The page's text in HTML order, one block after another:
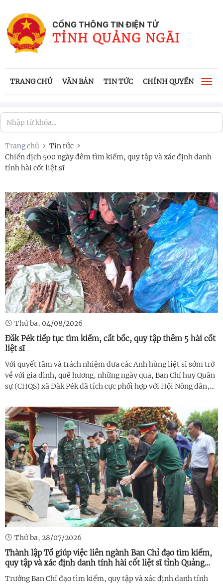
CỔNG THÔNG TIN ĐIỆN TỬ
TỈNH QUẢNG NGÃI
TRANG CHỦ VĂN BẢN TIN TỨC CHÍNH QUYỀN
Trang chủ
Tin tức
Chiến dịch 500 ngày đêm tìm kiếm, quy tập và xác định danh
tính hài cốt liệt sĩ
Thứ ba, 04/08/2026
Đăk Pék tiếp tục tìm kiếm, cất bốc, quy tập thêm 5 hài cốt
liệt sĩ
Với quyết tâm và trách nhiệm đưa các Anh hùng liệt sĩ sớm trở
về với gia đình, quê hương, những ngày qua, Ban Chỉ huy Quân
sự (CHQS) xã Đăk Pék đã tích cực phối hợp với Hội Nông dân,
tại chỗ ...
Thứ ba, 28/07/2026
Thành lập Tổ giúp việc liên ngành Ban Chỉ đạo tìm kiếm,
quy tập và xác định danh tính hài cốt liệt sĩ tỉnh Quảng
Ngãi
Trưởng Ban Chỉ đạo tìm kiếm, quy tập và xác định danh tính